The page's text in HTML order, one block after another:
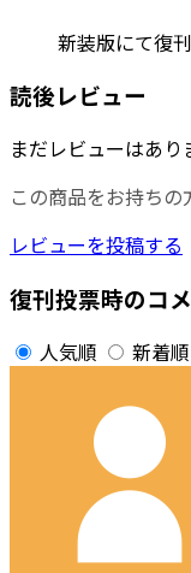
新装版にて復
読後レビュー
まだレビューはあり
この商品をお持ちの
レビューを投稿する
復刊投票時のコ
人気順 新着順